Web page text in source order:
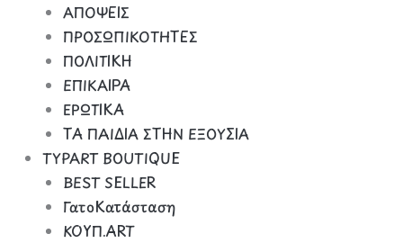
ΑΠΟΨΕΙΣ
ΠΡΟΣΩΠΙΚΟΤΗΤΕΣ
ΠΟΛΙΤΙΚΗ
ΕΠΙΚΑΙΡΑ
ΕΡΩΤΙΚΑ
ΤΑ ΠΑΙΔΙΑ ΣΤΗΝ ΕΞΟΥΣΙΑ
TYPART BOUTIQUE
BEST SELLER
ΓατοΚατάσταση
ΚΟΥΠ.ART